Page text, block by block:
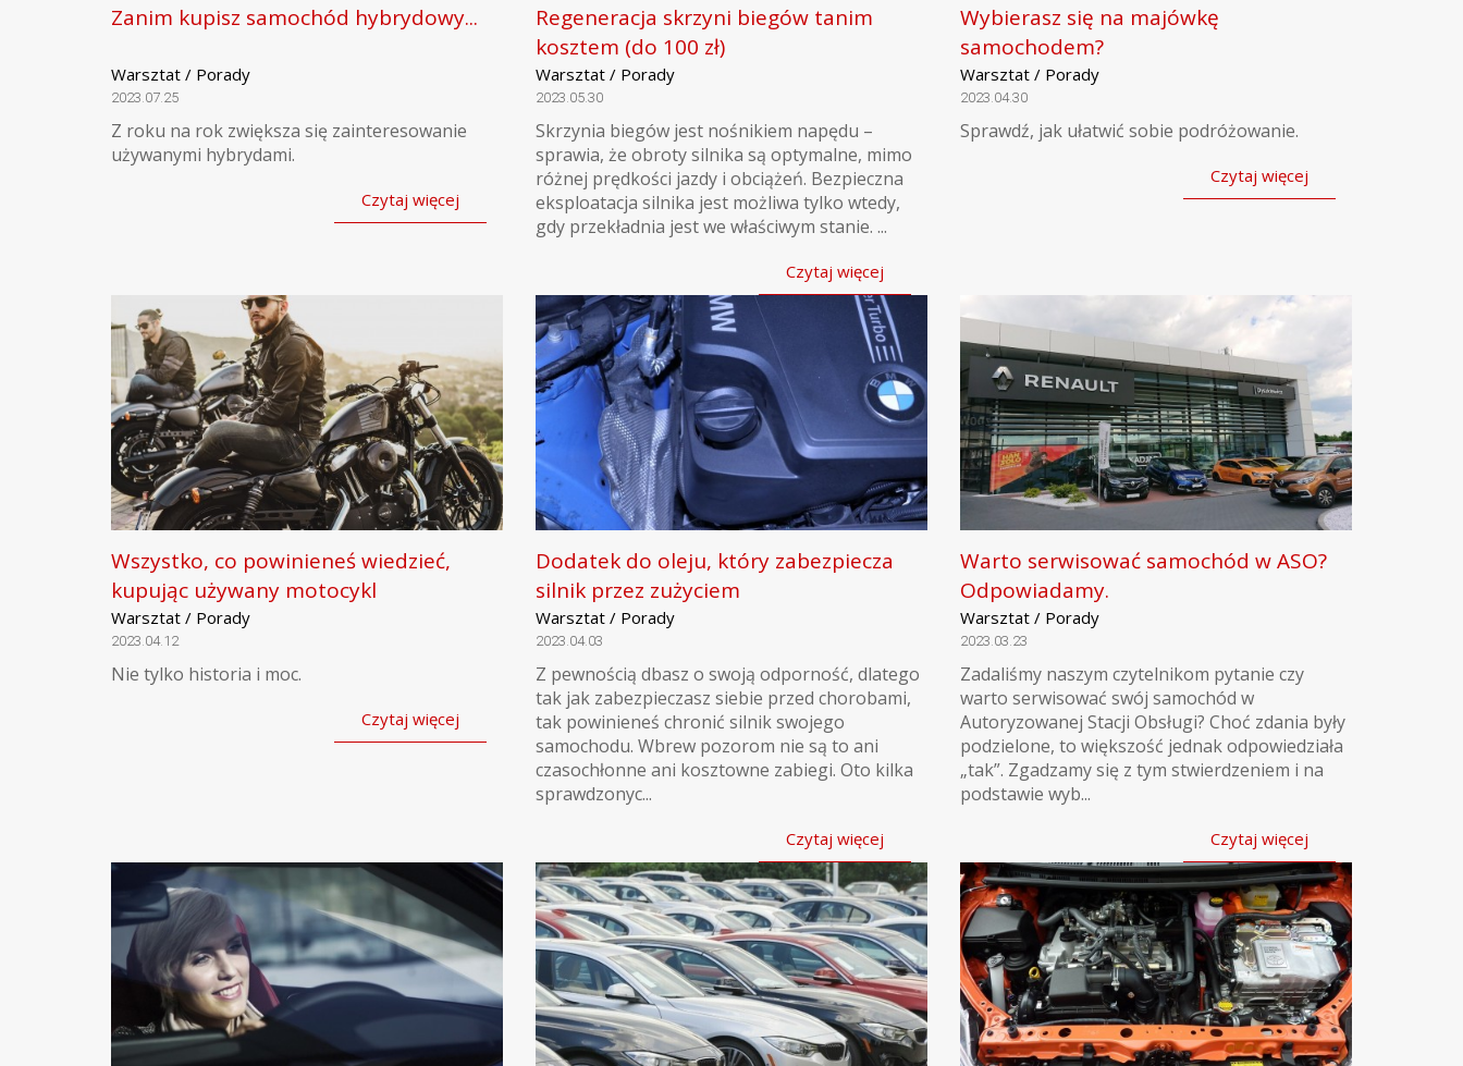
Zanim kupisz samochód hybrydowy...
Warsztat / Porady
2023.07.25
Z roku na rok zwiększa się zainteresowanie
używanymi hybrydami.
Czytaj więcej
Regeneracja skrzyni biegów tanim
kosztem (do 100 zł)
Warsztat / Porady
2023.05.30
Skrzynia biegów jest nośnikiem napędu –
sprawia, że obroty silnika są optymalne, mimo
różnej prędkości jazdy i obciążeń. Bezpieczna
eksploatacja silnika jest możliwa tylko wtedy,
gdy przekładnia jest we właściwym stanie. ...
Czytaj więcej
Wybierasz się na majówkę
samochodem?
Warsztat / Porady
2023.04.30
Sprawdź, jak ułatwić sobie podróżowanie.
Czytaj więcej
Wszystko, co powinieneś wiedzieć,
kupując używany motocykl
Warsztat / Porady
2023.04.12
Nie tylko historia i moc.
Czytaj więcej
Dodatek do oleju, który zabezpiecza
silnik przez zużyciem
Warsztat / Porady
2023.04.03
Z pewnością dbasz o swoją odporność, dlatego
tak jak zabezpieczasz siebie przed chorobami,
tak powinieneś chronić silnik swojego
samochodu. Wbrew pozorom nie są to ani
czasochłonne ani kosztowne zabiegi. Oto kilka
sprawdzonyc...
Czytaj więcej
Warto serwisować samochód w ASO?
Odpowiadamy.
Warsztat / Porady
2023.03.23
Zadaliśmy naszym czytelnikom pytanie czy
warto serwisować swój samochód w
Autoryzowanej Stacji Obsługi? Choć zdania były
podzielone, to większość jednak odpowiedziała
„tak”. Zgadzamy się z tym stwierdzeniem i na
podstawie wyb...
Czytaj więcej